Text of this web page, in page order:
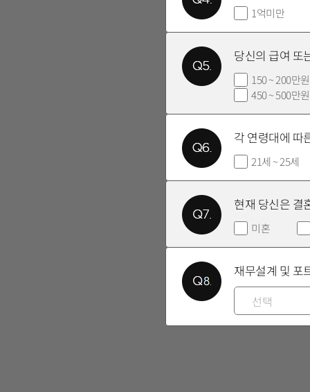
1억미만
당신의 급여 또
150 ~ 200만원
450 ~ 500만원
각 연령대에 따
21세 ~ 25세
현재 당신은 결
미혼
재무설계 및 포